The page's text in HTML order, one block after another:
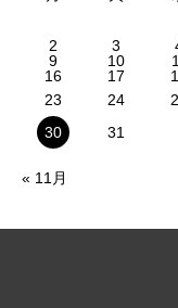
2
3
9
10
16
17
23
24
30
31
« 11月